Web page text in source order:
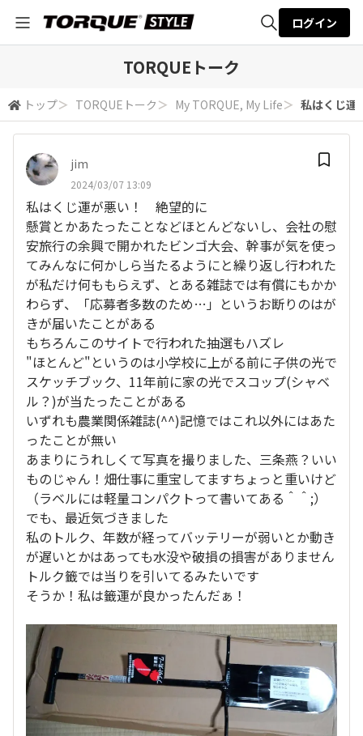
検索
ログイン
TORQUEトーク
トップ＞ TORQUEトーク ＞ My TORQUE, My Life＞ 私はくじ
jim
2024/03/07 13:09
私はくじ運が悪い！ 絶望的に
懸賞とかあたったことなどほとんどないし、会社の慰
安旅行の余興で開かれたビンゴ大会、幹事が気を使っ
てみんなに何かしら当たるようにと繰り返し行われた
が私だけ何ももらえず、とある雑誌では有償にもかか
わらず、「応募者多数のため…」というお断りのはが
きが届いたことがある
もちろんこのサイトで行われた抽選もハズレ
"ほとんど"というのは小学校に上がる前に子供の光で
スケッチブック、11年前に家の光でスコップ(シャベ
ル？)が当たったことがある
いずれも農業関係雑誌(^^)記憶ではこれ以外にはあた
ったことが無い
あまりにうれしくて写真を撮りました、三条燕？いい
ものじゃん！畑仕事に重宝してますちょっと重いけど
（ラベルには軽量コンパクトって書いてある＾＾;）
でも、最近気づきました
私のトルク、年数が経ってバッテリーが弱いとか動き
が遅いとかはあっても水没や破損の損害がありません
トルク籤では当りを引いてるみたいです
そうか！私は籤運が良かったんだぁ！